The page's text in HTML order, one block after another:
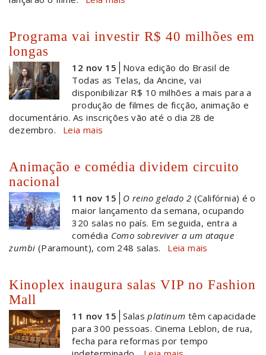
Programa vai investir R$ 40 milhões em
longas
12 nov 15
Nova edição do Brasil de
Todas as Telas, da Ancine, vai
disponibilizar R$ 10 milhões a mais para a
produção de filmes de ficção, animação e
documentário. As inscrições vão até o dia 28 de
dezembro.
Leia mais
Animação e comédia dividem circuito
nacional
11 nov 15 O reino gelado 2 (Califórnia) é o
maior lançamento da semana, ocupando
320 salas no país. Em seguida, entra a
comédia Como sobreviver a um ataque
zumbi (Paramount), com 248 salas. Leia mais
Kinoplex inaugura salas VIP no Fashion
Mall
11 nov 15 Salasplatinum têm capacidade
para 300 pessoas. Cinema Leblon, de rua,
fecha para reformas por tempo